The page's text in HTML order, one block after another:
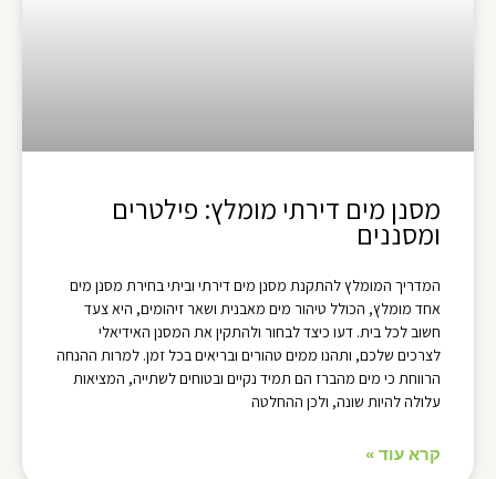
מסנן מים דירתי מומלץ: פילטרים
ומסננים
המדריך המומלץ להתקנת מסנן מים דירתי וביתי בחירת מסנן מים
אחד מומלץ, הכולל טיהור מים מאבנית ושאר זיהומים, היא צעד
חשוב לכל בית. דעו כיצד לבחור ולהתקין את המסנן האידיאלי
לצרכים שלכם, ותהנו ממים טהורים ובריאים בכל זמן. למרות ההנחה
הרווחת כי מים מהברז הם תמיד נקיים ובטוחים לשתייה, המציאות
עלולה להיות שונה, ולכן ההחלטה
קרא עוד »